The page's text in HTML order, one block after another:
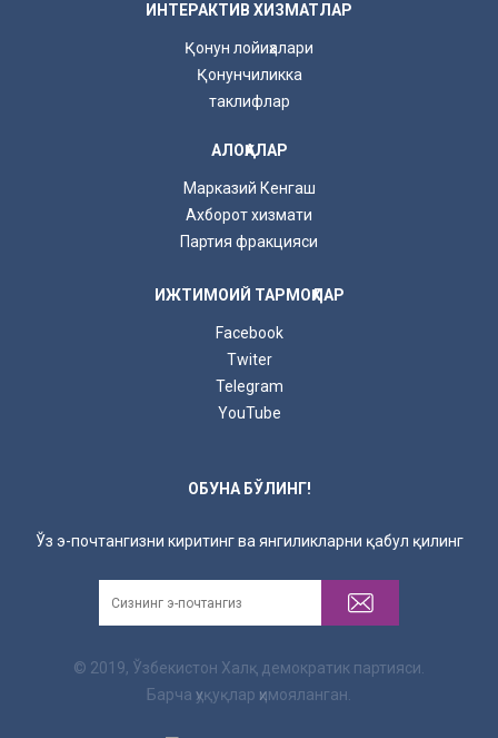
ИНТЕРАКТИВ ХИЗМАТЛАР
Қонун лойиҳалари
Қонунчиликка
таклифлар
АЛОҚАЛАР
Марказий Кенгаш
Ахборот хизмати
Партия фракцияси
ИЖТИМОИЙ ТАРМОҚЛАР
Facebook
Twiter
Telegram
YouTube
ОБУНА БЎЛИНГ!
Ўз э-почтангизни киритинг ва янгиликларни қабул қилинг
© 2019, Ўзбекистон Халқ демократик партияси.
Барча ҳуқуқлар ҳимояланган.